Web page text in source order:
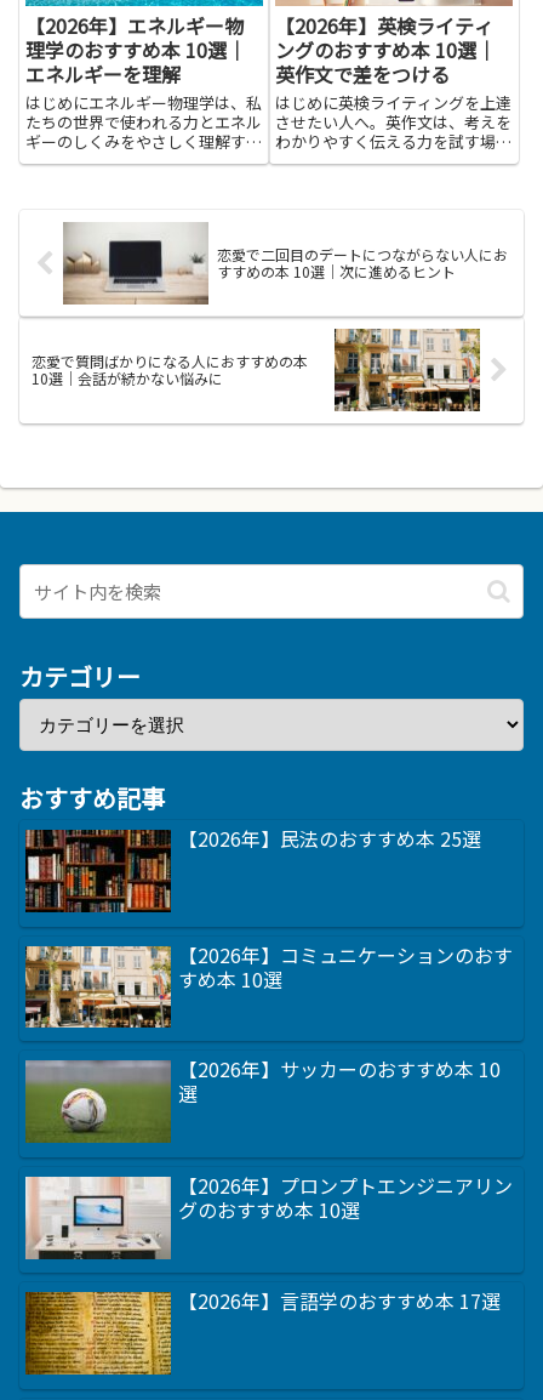
【2026年】エネルギー物
理学のおすすめ本 10選｜
エネルギーを理解
はじめにエネルギー物理学は、私
たちの世界で使われる力とエネル
ギーのしくみをやさしく理解する
手助けをしてくれます。学ぶと、
粒子がエネルギーとどう関わるか
が見えてきます。ニュースや生
活...
【2026年】英検ライティ
ングのおすすめ本 10選｜
英作文で差をつける
はじめに英検ライティングを上達
させたい人へ。英作文は、考えを
わかりやすく伝える力を試す場で
す。良い答案は、伝えたいポイン
分...
恋愛で二回目のデートにつながらない人にお
すすめの本 10選｜次に進めるヒント
恋愛で質問ばかりになる人におすすめの本
10選｜会話が続かない悩みに
カテゴリー
おすすめ記事
【2026年】民法のおすすめ本 25選
【2026年】コミュニケーションのおす
すめ本 10選
【2026年】サッカーのおすすめ本 10
選
【2026年】プロンプトエンジニアリン
グのおすすめ本 10選
【2026年】言語学のおすすめ本 17選